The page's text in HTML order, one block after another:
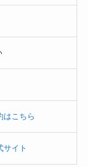
はこちら
サイト